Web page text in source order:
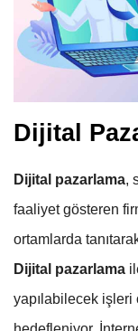
Dijital
Dijital pazarlama,
faaliyet gösteren
ortamlarda
Dijital pazarlama
yapılabilecek işleri